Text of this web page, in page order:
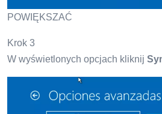
POWIĘKSZAĆ
Krok 3
W wyświetlonych opcjach kliknij